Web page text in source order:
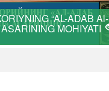
“AL-ADAB Al-
MOHIYATI